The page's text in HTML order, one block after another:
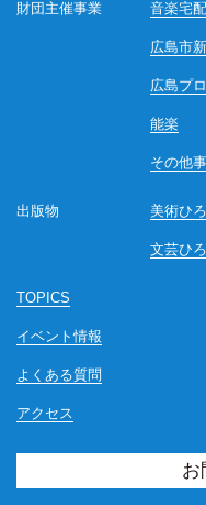
財団主催事業 音楽宅
広島市
広島プ
能楽
その他
出版物 美術ひ
文芸ひ
TOPICS
イベント情報
よくある質問
アクセス
お